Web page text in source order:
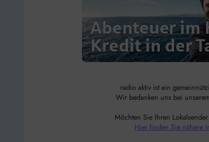
radio aktiv ist ein
Wir bedanken uns bei
Möchten Sie Ihren
Hier finden Sie nähere